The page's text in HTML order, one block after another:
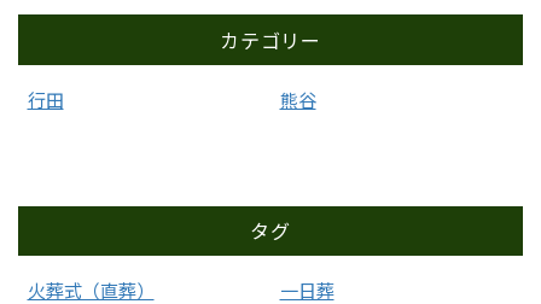
カテゴリー
行田 熊谷
タグ
火葬式（直葬）
一日葬